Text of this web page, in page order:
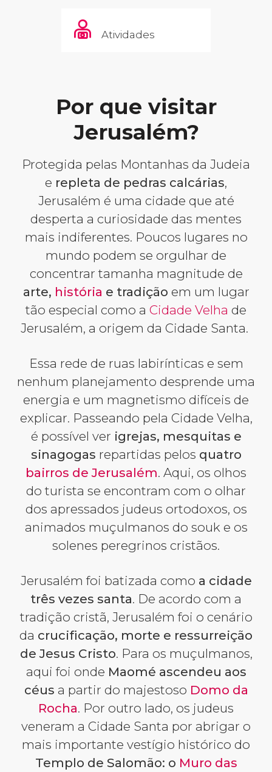
Atividades
Por que visitar
Jerusalém?
Protegida pelas Montanhas da Judeia
e repleta de pedras calcárias,
Jerusalém é uma cidade que até
desperta a curiosidade das mentes
mais indiferentes. Poucos lugares no
mundo podem se orgulhar de
concentrar tamanha magnitude de
arte, história e tradição em um lugar
tão especial como a Cidade Velha de
Jerusalém, a origem da Cidade Santa.
Essa rede de ruas labirínticas e sem
nenhum planejamento desprende uma
energia e um magnetismo difíceis de
explicar. Passeando pela Cidade Velha,
é possível ver igrejas, mesquitas e
sinagogas repartidas pelos quatro
bairros de Jerusalém. Aqui, os olhos
do turista se encontram com o olhar
dos apressados judeus ortodoxos, os
animados muçulmanos do souk e os
solenes peregrinos cristãos.
Jerusalém foi batizada como a cidade
três vezes santa. De acordo com a
tradição cristã, Jerusalém foi o cenário
da crucificação, morte e ressurreição
de Jesus Cristo. Para os muçulmanos,
aqui foi onde Maomé ascendeu aos
céus a partir do majestoso Domo da
Rocha. Por outro lado, os judeus
veneram a Cidade Santa por abrigar o
mais importante vestígio histórico do
Templo de Salomão: o Muro das